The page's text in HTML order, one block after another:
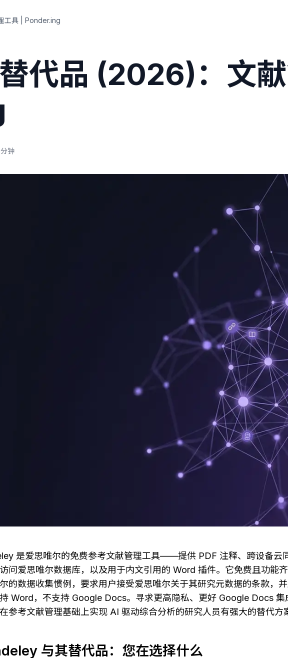
工具 | Ponder.ing
代品 (2026)：文献
钟
是爱思唯尔的免费参考文献管理工具——提供 PDF 注释、跨设备云
问爱思唯尔数据库，以及用于内文引用的 Word 插件。它免费且功能
的数据收集惯例，要求用户接受爱思唯尔关于其研究元数据的条款，
Word，不支持 Google Docs。寻求更高隐私、更好 Google Docs 集
参考文献管理基础上实现 AI 驱动综合分析的研究人员有强大的替代方
与其替代品：您在选择什么